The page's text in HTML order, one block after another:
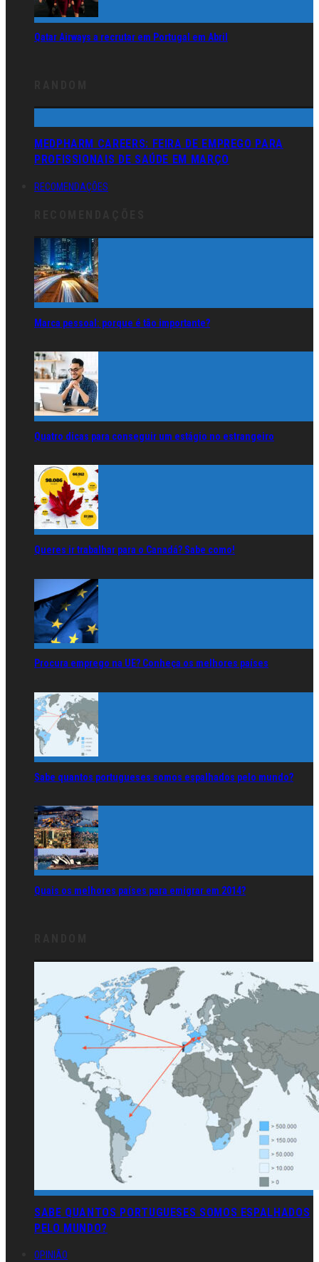
Qatar Airways a recrutar em Portugal em Abril
MEDPHARM CAREERS: FEIRA DE EMPREGO PARA
PROFISSIONAIS DE SAÚDE EM MARÇO
RECOMENDAÇÕES
Marca pessoal: porque é tão importante?
Quatro dicas para conseguir um estágio no estrangeiro
Queres ir trabalhar para o Canadá? Sabe como!
Procura emprego na UE? Conheça os melhores países
Sabe quantos portugueses somos espalhados pelo mundo?
Quais os melhores países para emigrar em 2014?
SABE QUANTOS PORTUGUESES SOMOS ESPALHADOS
PELO MUNDO?
OPINIÃO